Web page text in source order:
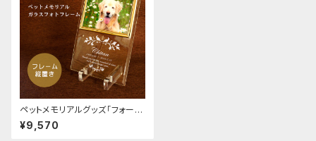
ペットメモリアルグッズ「フォーエ
バー・フォトフレーム」名入れ ペ
ット位牌
¥9,570